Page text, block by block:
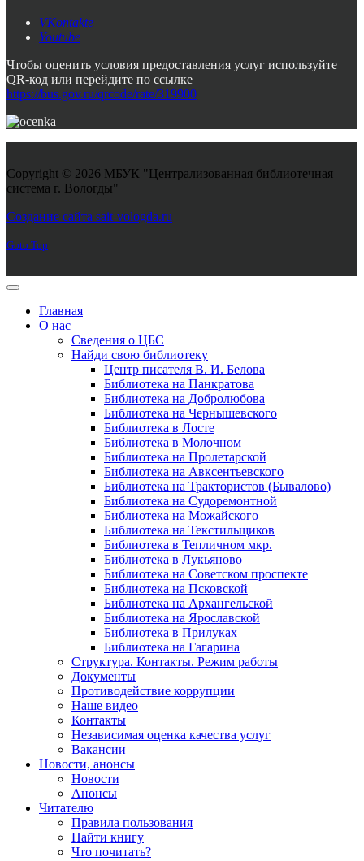
VKontakte
Youtube
Чтобы оценить условия предоставления услуг используйте
QR-код или перейдите по ссылке
https://bus.gov.ru/qrcode/rate/319900
Copyright © 2026 МБУК "Централизованная библиотечная
система г. Вологды"
Создание сайта sait-vologda.ru
Goto Top
Главная
О нас
Сведения о ЦБС
Найди свою библиотеку
Центр писателя В. И. Белова
Библиотека на Панкратова
Библиотека на Добролюбова
Библиотека на Чернышевского
Библиотека в Лосте
Библиотека в Молочном
Библиотека на Пролетарской
Библиотека на Авксентьевского
Библиотека на Трактористов (Бывалово)
Библиотека на Судоремонтной
Библиотека на Можайского
Библиотека на Текстильщиков
Библиотека в Тепличном мкр.
Библиотека в Лукьяново
Библиотека на Советском проспекте
Библиотека на Псковской
Библиотека на Архангельской
Библиотека на Ярославской
Библиотека в Прилуках
Библиотека на Гагарина
Структура. Контакты. Режим работы
Документы
Противодействие коррупции
Наше видео
Контакты
Независимая оценка качества услуг
Вакансии
Новости, анонсы
Новости
Анонсы
Читателю
Правила пользования
Найти книгу
Что почитать?